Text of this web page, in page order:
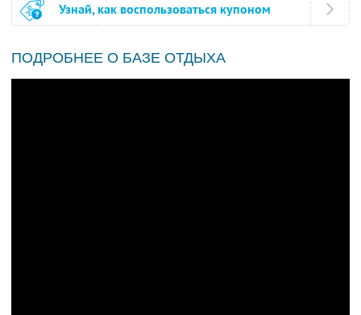
Узнай, как воспользоваться купоном
ПОДРОБНЕЕ О БАЗЕ ОТДЫХА